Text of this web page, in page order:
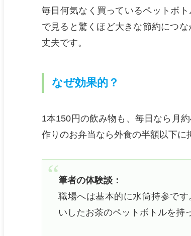
毎日何気なく買っているペットボ
で見ると驚くほど大きな節約につ
丈夫です。
なぜ効果的？
1本150円の飲み物も、毎日なら月
作りのお弁当なら外食の半額以下に
筆者の体験談：
職場へは基本的に水筒持参で
いしたお茶のペットボトルを持